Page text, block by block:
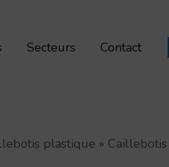
Secteurs Contact
plastique »